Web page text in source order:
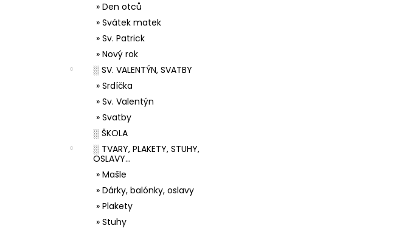
» Den otců
» Svátek matek
» Sv. Patrick
» Nový rok
░ SV. VALENTÝN, SVATBY
» Srdíčka
» Sv. Valentýn
» Svatby
░ ŠKOLA
░ TVARY, PLAKETY, STUHY,
OSLAVY...
» Mašle
» Dárky, balónky, oslavy
» Plakety
» Stuhy